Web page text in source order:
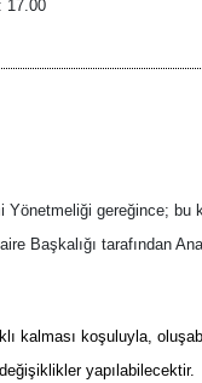
17.00
gereğince;
Başkalığı tarafından
kalması koşuluyla,
yapılabilecektir.